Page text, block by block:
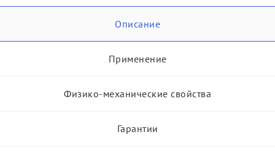
Описание
Применение
Физико-механические свойства
Гарантии